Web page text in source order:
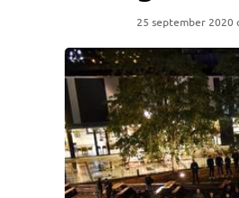
25 september 2020